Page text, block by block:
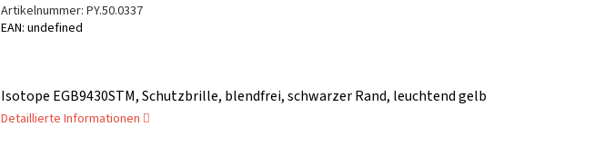
Isotope EGB9430STM, Schutzbrille, blendfrei, schwarzer Rand, leuchtend gelb
Detaillierte Informationen
Artikelnummer: PY.50.0337
EAN: undefined